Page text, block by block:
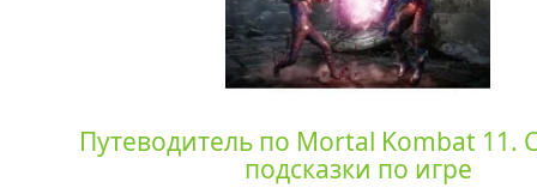
Путеводитель по Mortal Kombat 11.
подсказки по игре